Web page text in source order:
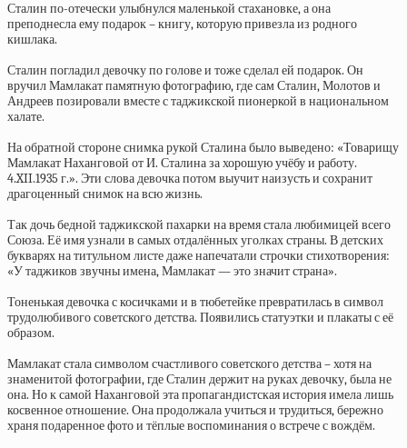
Сталин по-отечески улыбнулся маленькой стахановке, а она
преподнесла ему подарок – книгу, которую привезла из родного
кишлака.
Сталин погладил девочку по голове и тоже сделал ей подарок. Он
вручил Мамлакат памятную фотографию, где сам Сталин, Молотов и
Андреев позировали вместе с таджикской пионеркой в национальном
халате.
На обратной стороне снимка рукой Сталина было выведено: «Товарищу
Мамлакат Наханговой от И. Сталина за хорошую учёбу и работу.
4.XII.1935 г.». Эти слова девочка потом выучит наизусть и сохранит
драгоценный снимок на всю жизнь.
Так дочь бедной таджикской пахарки на время стала любимицей всего
Союза. Её имя узнали в самых отдалённых уголках страны. В детских
букварях на титульном листе даже напечатали строчки стихотворения:
«У таджиков звучны имена, Мамлакат — это значит страна».
Тоненькая девочка с косичками и в тюбетейке превратилась в символ
трудолюбивого советского детства. Появились статуэтки и плакаты с её
образом.
Мамлакат стала символом счастливого советского детства – хотя на
знаменитой фотографии, где Сталин держит на руках девочку, была не
она. Но к самой Наханговой эта пропагандистская история имела лишь
косвенное отношение. Она продолжала учиться и трудиться, бережно
храня подаренное фото и тёплые воспоминания о встрече с вождём.